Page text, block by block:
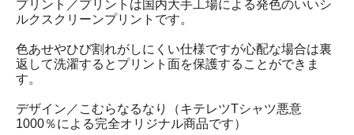
プリント／プリントは国内大手工場による発色のいいシ
ルクスクリーンプリントです。
色あせやひび割れがしにくい仕様ですが心配な場合は裏
返して洗濯するとプリント面を保護することができま
す。
デザイン／こむらなるなり（キテレツTシャツ悪意
1000％による完全オリジナル商品です）